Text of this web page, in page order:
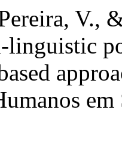
V.,
linguistic